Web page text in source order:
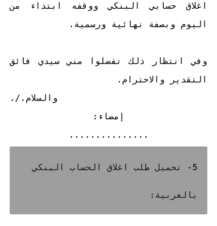
اغلاق حسابي البنكي ووقفه ابتداء من
اليوم وبصفة نهائية ورسمية.
وفي انتظار ذلك تفضلوا مني سيدي فائق
التقدير والاحترام.
والسلام./.
إمضاء:
...............
5- تحميل طلب اغلاق الحساب البنكي
بالعربية: